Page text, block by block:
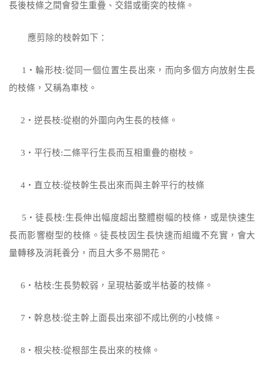
長後枝條之間會發生重疊、 交錯或衝突的枝條。
應剪除的枝幹如下：
1 ‧輪形枝:從同一個位置生長出來，而向多個方向放射生長
的枝條，又稱為車枝。
2 ‧逆長枝:從樹的外圍向內生長的枝條。
3 ‧平行枝:二條平行生長而互相重疊的樹枝。
4 ‧直立枝:從枝幹生長出來而與主幹平行的枝條
5 ‧徒長枝:生長伸出幅度超出整體樹幅的枝條，或是快速生
長而影響樹型的枝條。 徒長枝因生長快速而組織不充實，會大
量轉移及消耗養分，而且大多不易開花。
6 ‧枯枝:生長勢較弱，呈現枯萎或半枯萎的枝條。
7 ‧幹息枝:從主幹上面長出來卻不成比例的小枝條。
8 ‧根尖枝:從根部生長出來的枝條。